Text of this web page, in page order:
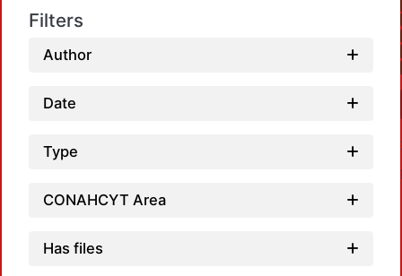
Filters
Author
Date
Type
CONAHCYT Area
Has files